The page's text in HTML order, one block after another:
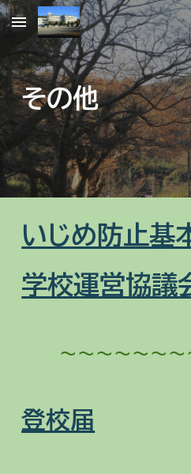
Skip to main content
その他
いじめ防止基
学校運営協議
～～～～～～
登校届